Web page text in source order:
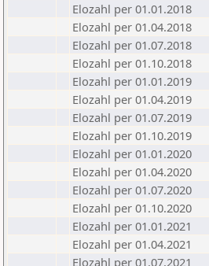
Elozahl per 01.01.2018
Elozahl per 01.04.2018
Elozahl per 01.07.2018
Elozahl per 01.10.2018
Elozahl per 01.01.2019
Elozahl per 01.04.2019
Elozahl per 01.07.2019
Elozahl per 01.10.2019
Elozahl per 01.01.2020
Elozahl per 01.04.2020
Elozahl per 01.07.2020
Elozahl per 01.10.2020
Elozahl per 01.01.2021
Elozahl per 01.04.2021
Elozahl per 01.07.2021